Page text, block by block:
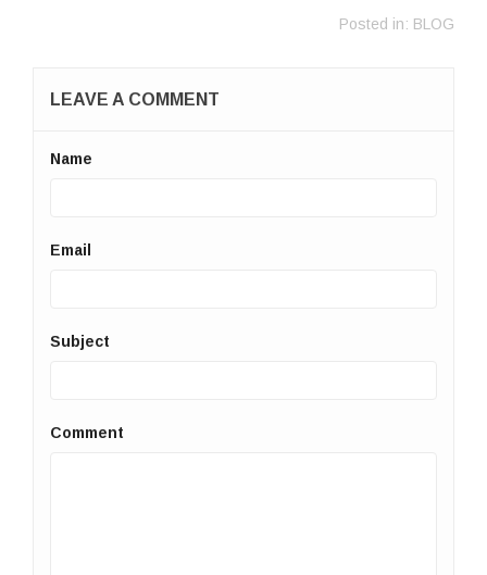
Posted in: BLOG
LEAVE A COMMENT
Name
Email
Subject
Comment